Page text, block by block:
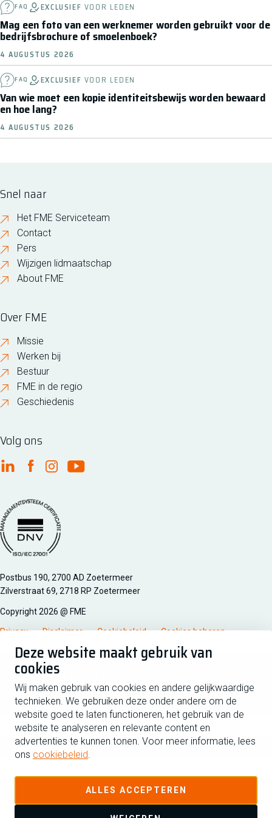
Deze website maakt gebruik van
cookies
Wij maken gebruik van cookies en andere gelijkwaardige
technieken. We gebruiken deze onder andere om de
website goed te laten functioneren, het gebruik van de
website te analyseren en relevante content en
advertenties te kunnen tonen. Voor meer informatie, lees
ons cookiebeleid.
ALLES ACCEPTEREN
FAQ EXCLUSIEF VOOR LEDEN
Mag een foto van een werknemer worden gebruikt voor de
bedrijfsbrochure of smoelenboek?
4 AUGUSTUS 2026
FAQ EXCLUSIEF VOOR LEDEN
Van wie moet een kopie identiteitsbewijs worden bewaard
en hoe lang?
4 AUGUSTUS 2026
Snel naar
Het FME Serviceteam
Contact
Pers
Wijzigen lidmaatschap
About FME
Over FME
Missie
Werken bij
Bestuur
FME in de regio
Geschiedenis
Volg ons
FME Linkedin
FME Facebook
FME Instagram
FME Youtube
Managementsyteem certificatie DNV iso/iec 27001
Postbus 190, 2700 AD Zoetermeer
Zilverstraat 69, 2718 RP Zoetermeer
Copyright 2026 @ FME
Privacy Disclaimer Cookiebeleid Cookies beheren
Schrijf je in voor de nieuwsbrief
Voornaam
Achternaam